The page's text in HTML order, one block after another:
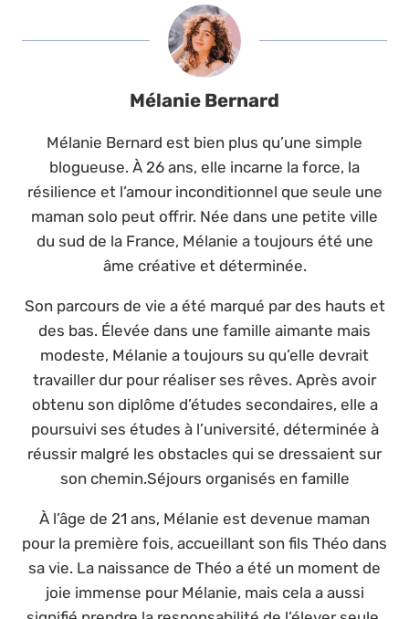
Mélanie Bernard
Mélanie Bernard est bien plus qu’une simple
blogueuse. À 26 ans, elle incarne la force, la
résilience et l’amour inconditionnel que seule une
maman solo peut offrir. Née dans une petite ville
du sud de la France, Mélanie a toujours été une
âme créative et déterminée.
Son parcours de vie a été marqué par des hauts et
des bas. Élevée dans une famille aimante mais
modeste, Mélanie a toujours su qu’elle devrait
travailler dur pour réaliser ses rêves. Après avoir
obtenu son diplôme d’études secondaires, elle a
poursuivi ses études à l’université, déterminée à
réussir malgré les obstacles qui se dressaient sur
son chemin.Séjours organisés en famille
À l’âge de 21 ans, Mélanie est devenue maman
pour la première fois, accueillant son fils Théo dans
sa vie. La naissance de Théo a été un moment de
joie immense pour Mélanie, mais cela a aussi